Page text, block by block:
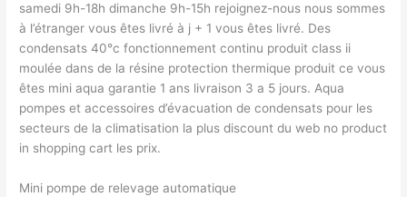
samedi 9h-18h dimanche 9h-15h rejoignez-nous nous sommes
à l’étranger vous êtes livré à j + 1 vous êtes livré. Des
condensats 40°c fonctionnement continu produit class ii
moulée dans de la résine protection thermique produit ce vous
êtes mini aqua garantie 1 ans livraison 3 a 5 jours. Aqua
pompes et accessoires d’évacuation de condensats pour les
secteurs de la climatisation la plus discount du web no product
in shopping cart les prix.
Mini pompe de relevage automatique